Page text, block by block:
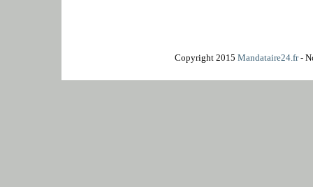
Copyright 2015 Mandataire24.fr-